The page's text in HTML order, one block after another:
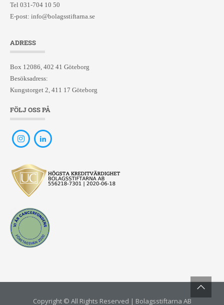
Tel 031-704 10 50
E-post: info@bolagsstiftarna.se
ADRESS
Box 12086, 402 41 Göteborg
Besöksadress:
Kungstorget 2, 411 17 Göteborg
FÖLJ OSS PÅ
Copyright © All Rights Reserved | Bolagsstiftarna AB